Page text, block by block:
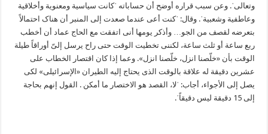
وتعالیˈ. وعن سبب قراره أوضح أن حساباته ˈکانت سیاسیة ومعنویة وأخلاقیة
وعاطفیة وشعبیةˈ. وقال: ˈکنت أعی عندما صعدت إلی المنبر أن هناک احتمالاً
بتعرضه لقصف من الجو… وأذکر یومها أنی اتفقت مع الحاج عماد أن أخطب
ربع ساعة أو ثلث ساعة، لکننی تخطیت الوقت حتی راح یرسل إلیّ أوراقاً طیلة
الوقت بأن «خلّصنا انزل، خلّصنا انزل». وعما إذا کان اقتصار الخطاب علی
عشرین دقیقة له علاقة بالوقت الذی یحتاج إلیه الطیران «الإسرائیلی» لکی
یصل إلی الأجواء، أجاب: ˈلا، القصد هو الاختصار ما أمکن . القول إنهم بحاجة
إلی 15 دقیقة لیس دقیقاًˈ.